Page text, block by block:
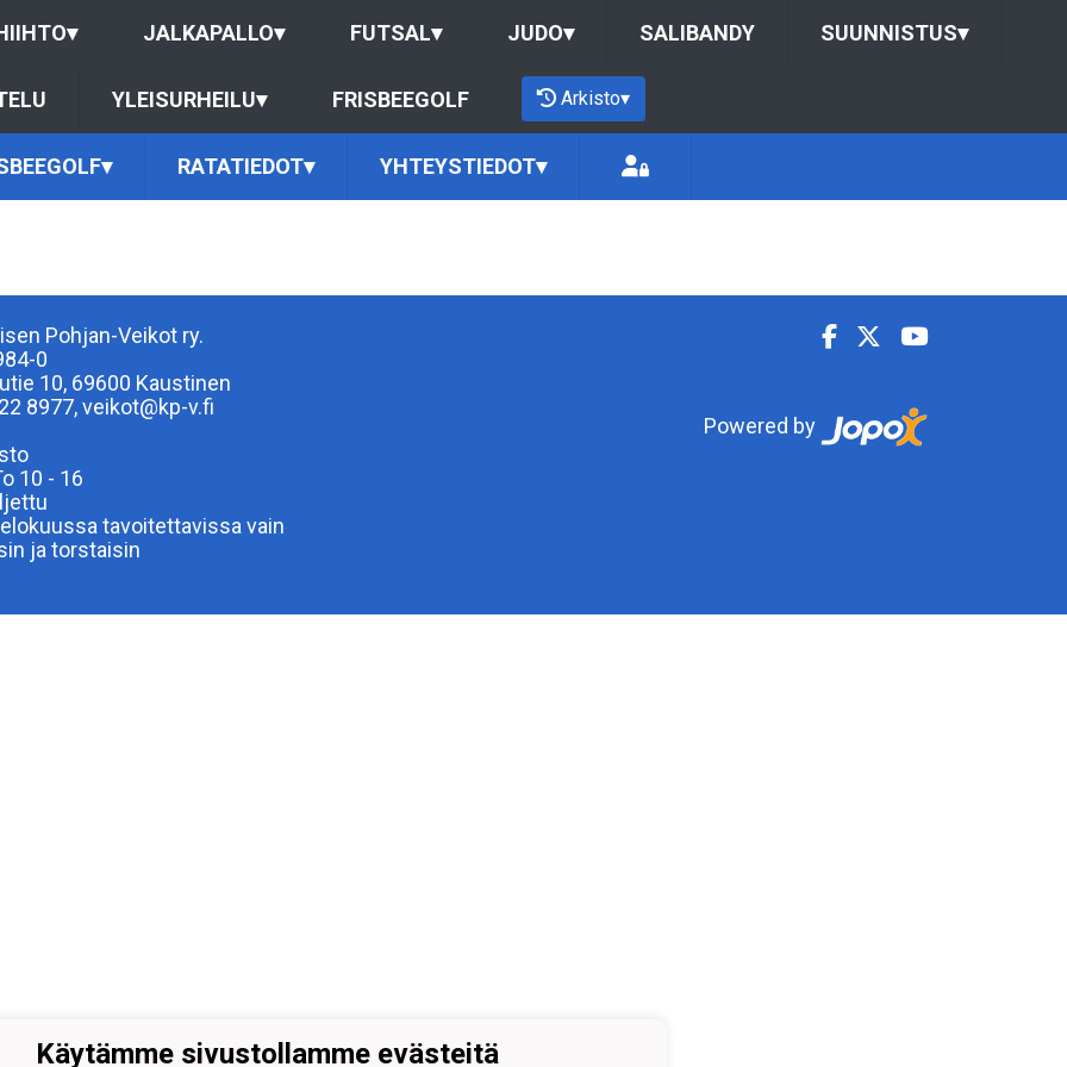
▾ JALKAPALLO▾ FUTSAL▾ JUDO▾ SALIBANDY SUUNNISTUS▾
YLEISURHEILU▾ FRISBEEGOLF Arkisto▾
▾ RATATIEDOT▾ YHTEYSTIEDOT▾
Pohjan-Veikot ry.
0
10, 69600 Kaustinen
8977, veikot@kp-v.fi
10 - 16
tavoitettavissa vain
ja torstaisin
Powered by
Käytämme sivustollamme evästeitä